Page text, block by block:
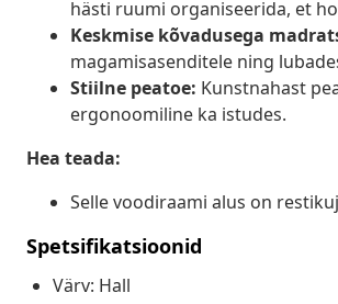
hästi ruumi organiseerida, et
Keskmise kõvadusega
magamisasenditele ning
Stiilne peatoe: Kunstnahast
ergonoomiline ka istudes.
Hea teada:
Selle voodiraami alus on
Spetsifikatsioonid
Värv: Hall